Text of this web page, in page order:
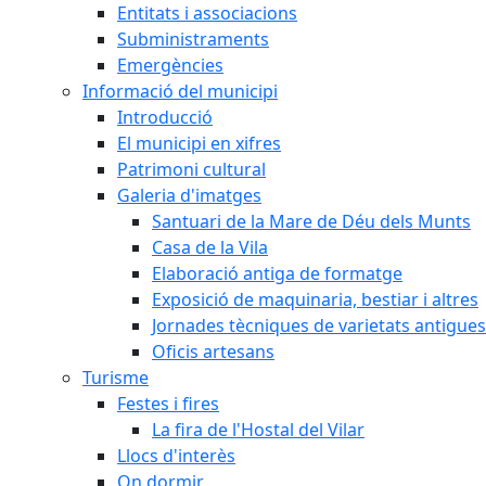
Entitats i associacions
Subministraments
Emergències
Informació del municipi
Introducció
El municipi en xifres
Patrimoni cultural
Galeria d'imatges
Santuari de la Mare de Déu dels Munts
Casa de la Vila
Elaboració antiga de formatge
Exposició de maquinaria, bestiar i altres
Jornades tècniques de varietats
Oficis artesans
Turisme
Festes i fires
La fira de l'Hostal del Vilar
Llocs d'interès